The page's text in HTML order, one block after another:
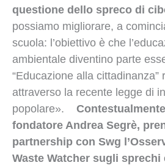
questione dello spreco di
possiamo migliorare, a
scuola: l’obiettivo è che
ambientale diventino parte
“Educazione alla cittadinanza”
attraverso la recente legge di
popolare».
fondatore Andrea Segrè,
partnership con Swg
Waste Watcher sugli sprechi